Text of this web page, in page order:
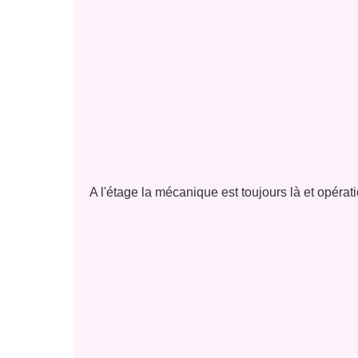
A l'étage la mécanique est toujours là et